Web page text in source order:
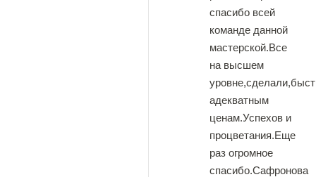
спасибо всей
команде данной
мастерской.Все
на высшем
адекватным
ценам.Успехов и
процветания.Еще
раз огромное
спасибо.Сафронова